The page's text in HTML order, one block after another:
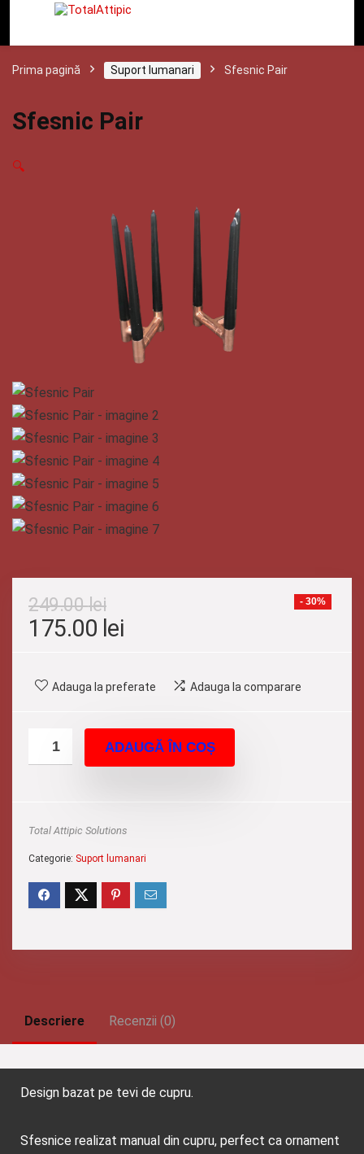
Prima pagină Suport lumanari Sfesnic Pair
Sfesnic Pair
🔍
- 30%
249.00lei
Prețul
a
fost:
175.00 lei
este:
175.00 lei.
Adauga la preferate Adauga la comparare
ADAUGĂ ÎN COȘ
Total Attipic Solutions
Categorie: Suport lumanari
Descriere Recenzii (0)
Design bazat pe tevi de cupru.
Sfesnice realizat manual din cupru, perfect ca ornament